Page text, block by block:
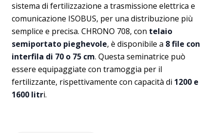
sistema di fertilizzazione a trasmissione elettrica e
comunicazione ISOBUS, per una distribuzione più
semplice e precisa. CHRONO 708, con telaio
semiportato pieghevole, è disponibile a 8 file con
interfila di 70 o 75 cm. Questa seminatrice può
essere equipaggiate con tramoggia per il
fertilizzante, rispettivamente con capacità di 1200 e
1600 litri.